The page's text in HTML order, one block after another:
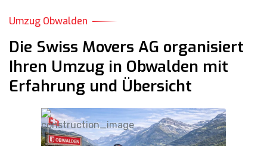
Umzug Obwalden
Die Swiss Movers AG organisiert
Ihren Umzug in Obwalden mit
Erfahrung und Übersicht